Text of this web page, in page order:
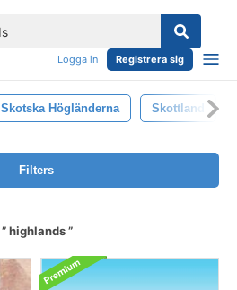
Logga in Registrera sig
Skotska Högländerna Skottland
Filters
highlands